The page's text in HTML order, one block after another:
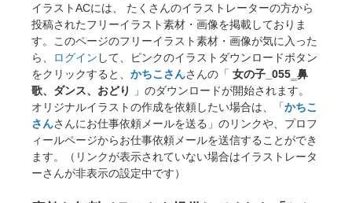
イラストACには、 たくさんのイラストレーターの方から
投稿されたフリーイラスト素材・画像を掲載しておりま
す。このページのフリーイラスト素材・画像が気に入った
ら、
ログイン して、ピンクのイラストダウンロードボタン
をクリックすると、 かちこさんさんの「 女の子_055‗鼻
歌、ダンス、おどり
」のダウンロードが開始されます。
オリジナルイラストの作成を依頼したい場合は、「かちこ
さんさんにお仕事依頼メールを送る」のリンクや、プロフ
ィールページからお仕事依頼メールを送信することができ
ます。（リンクが表示されていない場合はイラストレータ
ーさんが非表示の設定中です）